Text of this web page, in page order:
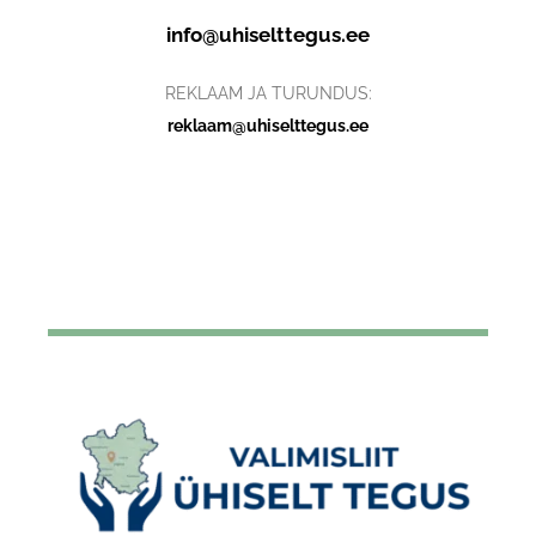
info@uhiselttegus.ee
REKLAAM JA TURUNDUS:
reklaam@uhiselttegus.ee